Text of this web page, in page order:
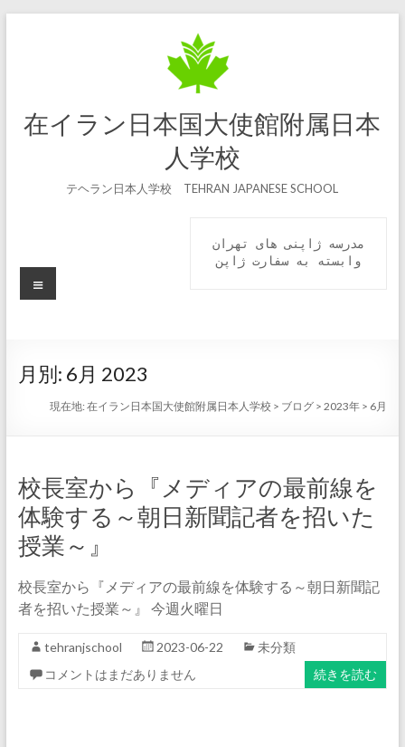
在イラン日本国大使館附属日本
人学校
テヘラン日本人学校 TEHRAN JAPANESE SCHOOL
مدرسه ژاپنی های تهران
メ
ニ
月別: 6月 2023
現在地:在イラン日本国大使館附属日本人学校 > ブログ >2023年 > 6月
校長室から『メディアの最前線を
体験する～朝日新聞記者を招いた
授業～』
校長室から『メディアの最前線を体験する～朝日新聞記
者を招いた授業～』 今週火曜日
tehranjschool 2023-06-22
未分類
コメントはまだありません
続きを読む